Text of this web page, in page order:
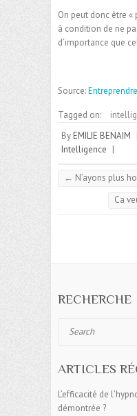
On peut donc être «
à condition de ne
d’importance que
Source:Entreprendre
Tagged on:
By EMILIE BENAIM
Intelligence |
← N’ayons plus
Ca
RECHERCHE
ARTICLES
L’efficacité de
démontrée ?